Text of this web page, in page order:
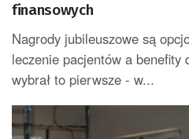
finansowych
Nagrody jubileuszowe są
leczenie pacjentów a benefity
wybrał to pierwsze - w...